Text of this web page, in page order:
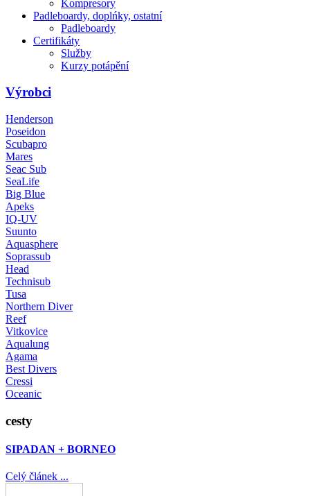
Kompresory
Padleboardy, doplńky, ostatní
Padleboardy
Certifikáty
Služby
Kurzy potápění
Výrobci
Henderson
Poseidon
Scubapro
Mares
Seac Sub
SeaLife
Big Blue
Apeks
IQ-UV
Suunto
Aquasphere
Soprassub
Head
Technisub
Tusa
Northern Diver
Reef
Vitkovice
Aqualung
Agama
Best Divers
Cressi
Oceanic
cesty
SIPADAN + BORNEO
Celý článek ...